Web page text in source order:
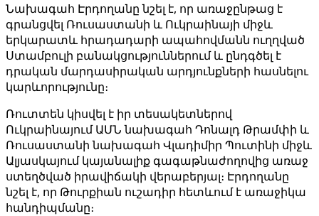
Նախագահ Էրդողանը նշել է, որ առաջընթաց է
գրանցվել Ռուսաստանի և Ուկրաինայի միջև
երկարատև հրադադարի ապահովմանն ուղղված
Ստամբուլի բանակցություններում և ընդգծել է
դրական մարդասիրական արդյունքների հասնելու
կարևորությունը։
Ռուտտեն կիսվել է իր տեսակետներով
Ուկրաինայում ԱՄՆ նախագահ Դոնալդ Թրամփի և
Ռուսաստանի նախագահ Վլադիմիր Պուտինի միջև
Ալյասկայում կայանալիք գագաթնաժողովից առաջ
ստեղծված իրավիճակի վերաբերյալ։ Էրդողանը
նշել է, որ Թուրքիան ուշադիր հետևում է առաջիկա
հանդիպմանը։